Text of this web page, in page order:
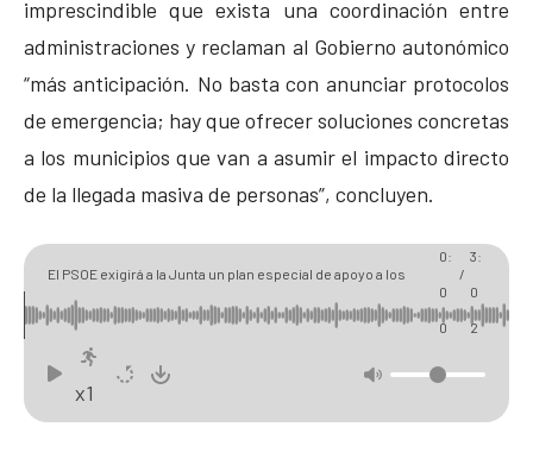
imprescindible que exista una coordinación entre
administraciones y reclaman al Gobierno autonómico
“más anticipación. No basta con anunciar protocolos
de emergencia; hay que ofrecer soluciones concretas
a los municipios que van a asumir el impacto directo
de la llegada masiva de personas”, concluyen.
El PSOE exigirá a la Junta un plan especial de apoyo a los
municipios por llegada masiva de visitantes por el eclipse
0:
0
0
/
3:
0
2
x1